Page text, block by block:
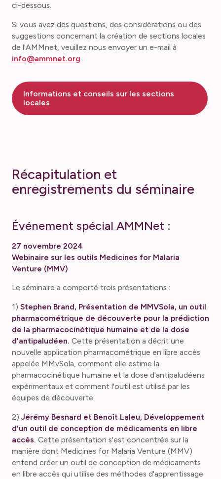
ci-dessous.
Si vous avez des questions, des considérations ou des
suggestions concernant la création de sections locales
de l'AMMnet, veuillez nous envoyer un e-mail à
info@ammnet.org .
Informations et conseils sur les sections
locales
Récapitulation et
enregistrements du séminaire
Événement spécial AMMNet :
27 novembre 2024
Webinaire sur les outils Medicines for Malaria
Venture (MMV)
Le séminaire a comporté trois présentations :
1) Stephen Brand, Présentation de MMVSola, un outil
pharmacométrique de découverte pour la prédiction
de la pharmacocinétique humaine et de la dose
d'antipaludéen. Cette présentation a décrit une
nouvelle application pharmacométrique en libre accès
appelée MMvSola, comment elle estime la
pharmacocinétique humaine et la dose d'antipaludéens
expérimentaux et comment l'outil est utilisé par les
équipes de découverte.
2)Jérémy Besnard et Benoît Laleu, Développement
d'un outil de conception de médicaments en libre
accès. Cette présentation s'est concentrée sur la
manière dont Medicines for Malaria Venture (MMV)
entend créer un outil de conception de médicaments
en libre accès qui utilise des méthodes d'apprentissage